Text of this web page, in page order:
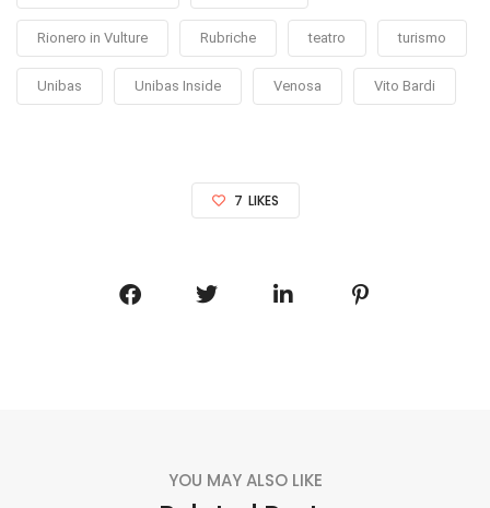
Rionero in Vulture Rubriche teatro turismo
Unibas Unibas Inside Venosa Vito Bardi
7 LIKES
YOU MAY ALSO LIKE